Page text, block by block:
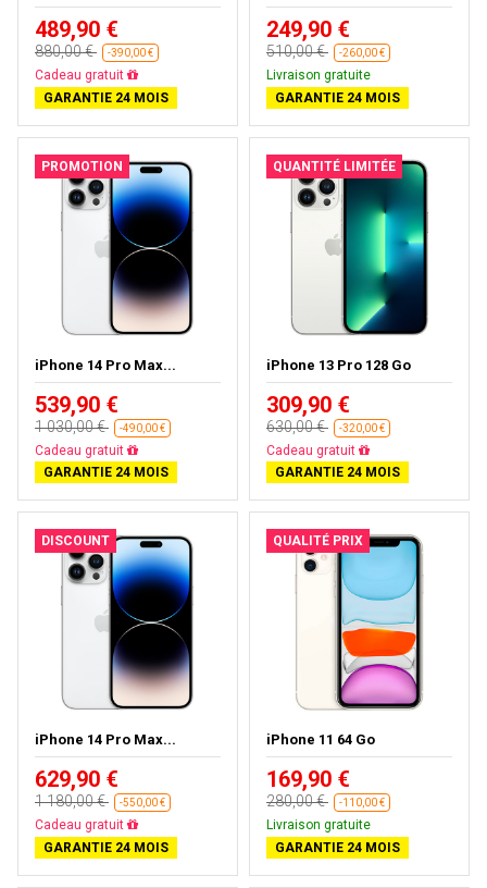
489,90 €
880,00 € -390,00 €
Livraison gratuite
GARANTIE 24 MOIS
249,90 €
510,00 € -260,00 €
Livraison gratuite
GARANTIE 24 MOIS
PROMOTION
iPhone 14 Pro Max...
539,90 €
1 030,00 € -490,00 €
Livraison gratuite
GARANTIE 24 MOIS
QUANTITÉ LIMITÉE
iPhone 13 Pro 128 Go
309,90 €
630,00 € -320,00 €
Livraison gratuite
GARANTIE 24 MOIS
DISCOUNT
iPhone 14 Pro Max...
629,90 €
1 180,00 € -550,00 €
Livraison gratuite
GARANTIE 24 MOIS
QUALITÉ PRIX
iPhone 11 64 Go
169,90 €
280,00 € -110,00 €
Livraison gratuite
GARANTIE 24 MOIS